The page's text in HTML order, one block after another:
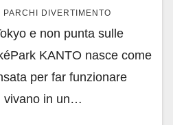
PARCHI DIVERTIMENTO
e non punta sulle
KANTO nasce come
per far funzionare
vivano in un…